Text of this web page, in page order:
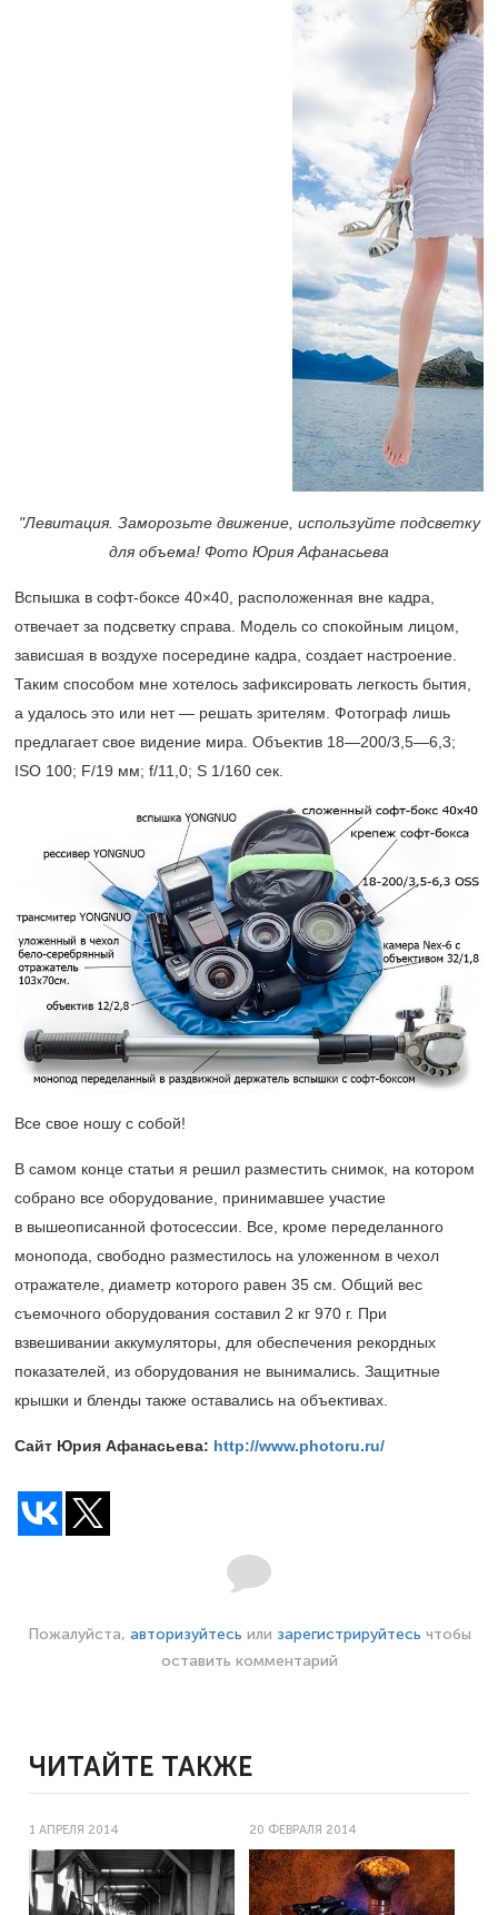
"Левитация. Заморозьте движение, используйте подсветку
для объема! Фото Юрия Афанасьева
Вспышка в софт-боксе 40×40, расположенная вне кадра,
отвечает за подсветку справа. Модель со спокойным лицом,
зависшая в воздухе посередине кадра, создает настроение.
Таким способом мне хотелось зафиксировать легкость бытия,
а удалось это или нет — решать зрителям. Фотограф лишь
предлагает свое видение мира. Объектив 18—200/3,5—6,3;
ISO 100; F/19 мм; f/11,0; S 1/160 сек.
Все свое ношу с собой!
В самом конце статьи я решил разместить снимок, на котором
собрано все оборудование, принимавшее участие
в вышеописанной фотосессии. Все, кроме переделанного
монопода, свободно разместилось на уложенном в чехол
отражателе, диаметр которого равен 35 см. Общий вес
съемочного оборудования составил 2 кг 970 г. При
взвешивании аккумуляторы, для обеспечения рекордных
показателей, из оборудования не вынимались. Защитные
крышки и бленды также оставались на объективах.
Сайт Юрия Афанасьева: http://www.photoru.ru/
Пожалуйста, авторизуйтесь или зарегистрируйтесь чтобы
оставить комментарий
ЧИТАЙТЕ ТАКЖЕ
1 АПРЕЛЯ 2014 20 ФЕВРАЛЯ 2014